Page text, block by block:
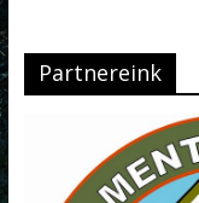
Partnereink